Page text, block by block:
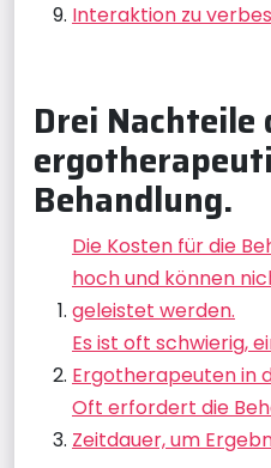
Interaktion zu
Drei Nachteile
Behandlung.
Die Kosten für die
hoch und können
geleistet werden.
Es ist oft schwierig,
Ergotherapeuten in
Oft erfordert die
Zeitdauer, um